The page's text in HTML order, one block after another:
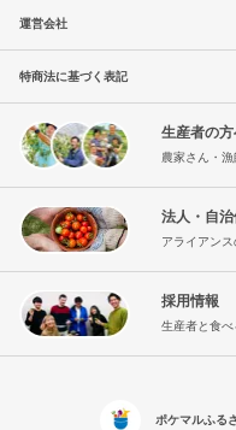
運営会社
特商法に基づく表記
生産者の
農家さん・
法人・自
アライアン
採用情報
生産者と食
ポケマルふる